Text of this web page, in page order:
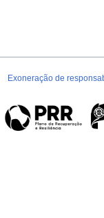
Exoneração de